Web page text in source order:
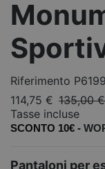
Riferimento
114,75 € 135,00 €
Tasse incluse
SCONTO 10€ -
Pantaloni per